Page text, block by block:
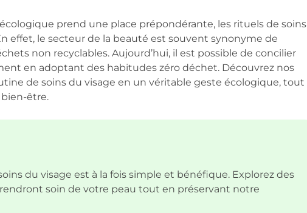
prend une place prépondérante, les rituels de soins
effet, le secteur de la beauté est souvent synonyme de
non recyclables. Aujourd’hui, il est possible de concilier
en adoptant des habitudes zéro déchet. Découvrez nos
de soins du visage en un véritable geste écologique, tout
être.
du visage est à la fois simple et bénéfique. Explorez des
soin de votre peau tout en préservant notre